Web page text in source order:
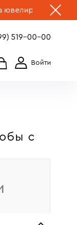
изделий по
519-00-00
c